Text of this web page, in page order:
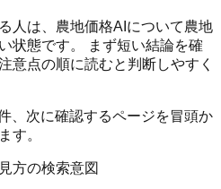
人は、農地価格AIについて農地
状態です。 まず短い結論を確
意点の順に読むと判断しやすく
、次に確認するページを冒頭か
す。
方の検索意図